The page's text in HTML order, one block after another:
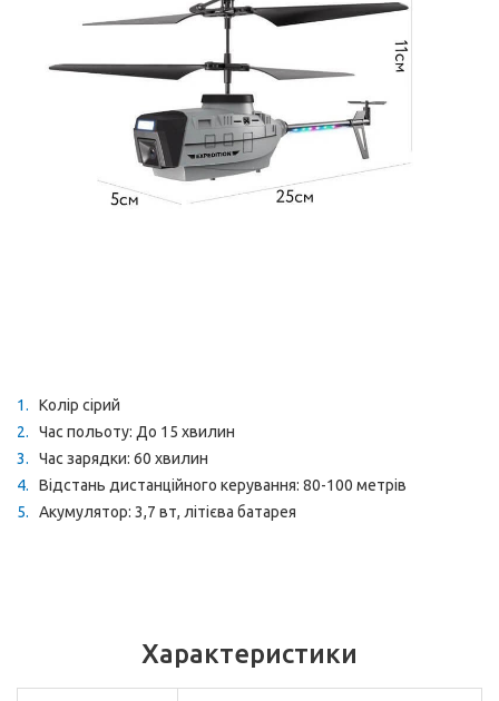
Колір сірий
Час польоту: До 15 хвилин
Час зарядки: 60 хвилин
Відстань дистанційного керування: 80-100 метрів
Акумулятор: 3,7 вт, літієва батарея
Характеристики